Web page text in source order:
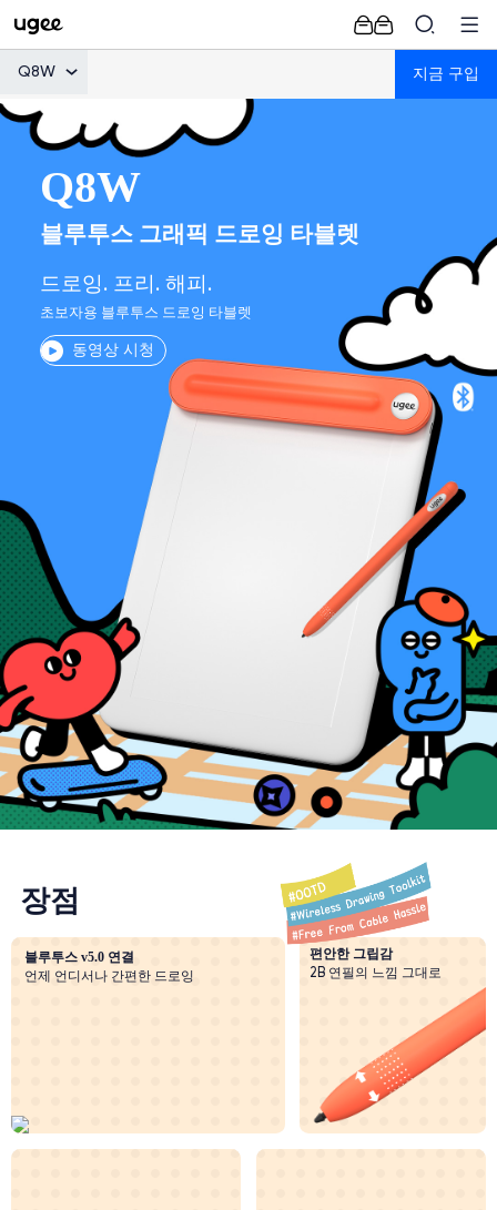
Q8W 지금 구입
Q8W
블루투스 그래픽 드로잉 타블렛
드로잉. 프리. 해피.
초보자용 블루투스 드로잉 타블렛
동영상 시청
장점
블루투스 v5.0 연결
언제 언디서나 간편한 드로잉
편안한 그립감
2B 연필의 느낌 그대로